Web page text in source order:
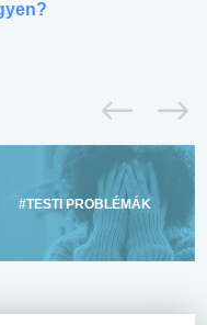
#TESTI PROBLÉMÁK